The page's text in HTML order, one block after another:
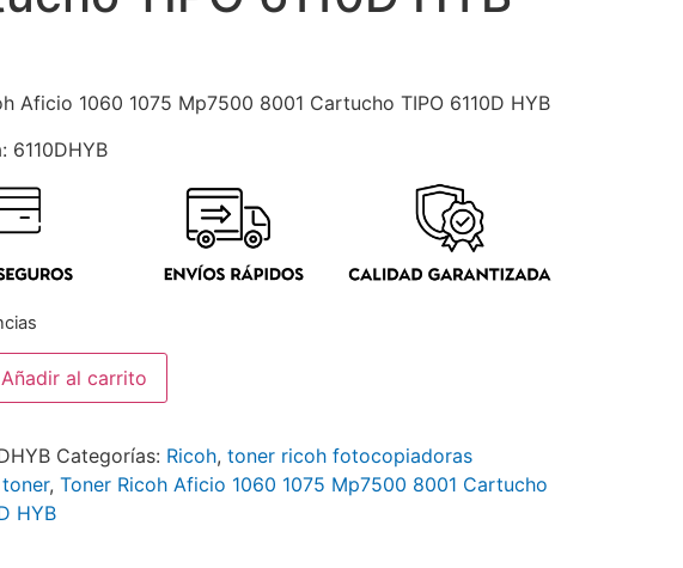
Aficio 1060 1075 Mp7500 8001 Cartucho TIPO 6110D HYB
6110DHYB
Añadir al carrito
Categorías: Ricoh, toner ricoh fotocopiadoras
toner, Toner Ricoh Aficio 1060 1075 Mp7500 8001 Cartucho
HYB